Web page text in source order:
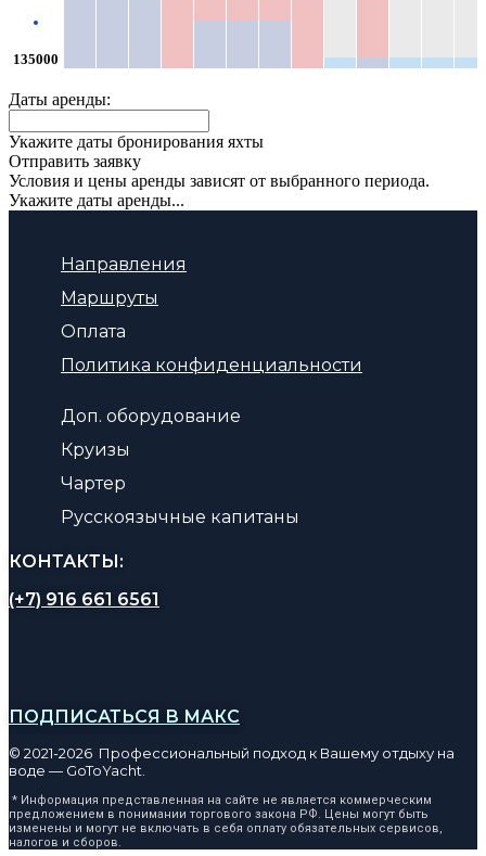
135000
Даты аренды:
Укажите даты бронирования яхты
Отправить заявку
Условия и цены аренды зависят от выбранного периода.
Укажите даты аренды...
Направления
Маршруты
Оплата
Политика конфиденциальности
Доп. оборудование
Круизы
Чартер
Русскоязычные капитаны
КОНТАКТЫ:
(+7) 916 661 6561
ПОДПИСАТЬСЯ В МАКС
© 2021-2026 Профессиональный подход к Вашему отдыху на
воде — GoToYacht.
* Информация представленная на сайте не является коммерческим
предложением в понимании торгового закона РФ. Цены могут быть
изменены и могут не включать в себя оплату обязательных сервисов,
налогов и сборов.